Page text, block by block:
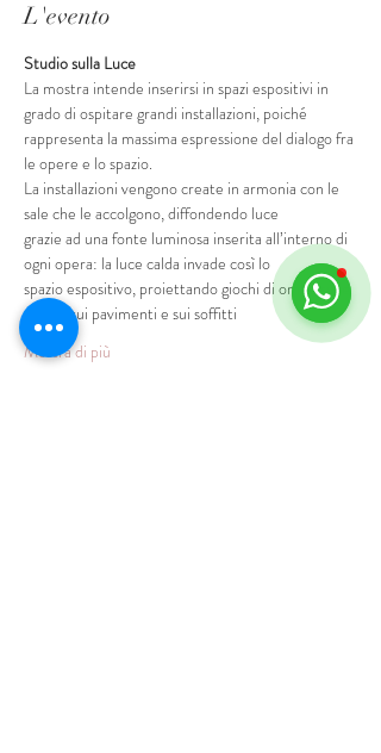
L'evento
Studio sulla Luce
La mostra intende inserirsi in spazi espositivi in
grado di ospitare grandi installazioni, poiché
rappresenta la massima espressione del dialogo fra
le opere e lo spazio.
La installazioni vengono create in armonia con le
sale che le accolgono, diffondendo luce
grazie ad una fonte luminosa inserita all’interno di
ogni opera: la luce calda invade così lo
spazio espositivo, proiettando giochi di ombe sulle
pareti, sui pavimenti e sui soffitti
Mostra di più